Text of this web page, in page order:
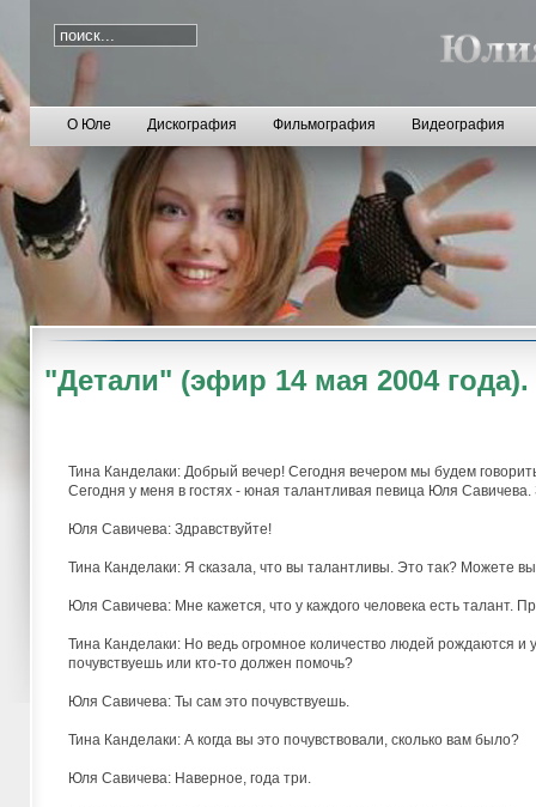
О Юле Дискография Фильмография Видеография
"Детали" (эфир 14 мая 2004 года).
Тина Канделаки: Добрый вечер! Сегодня вечером мы будем
Сегодня у меня в гостях - юная талантливая певица Юля
Юля Савичева: Здравствуйте!
Тина Канделаки: Я сказала, что вы талантливы. Это так? Можете
Юля Савичева: Мне кажется, что у каждого человека есть талант.
Тина Канделаки: Но ведь огромное количество людей рождаются и
почувствуешь или кто-то должен помочь?
Юля Савичева: Ты сам это почувствуешь.
Тина Канделаки: А когда вы это почувствовали, сколько вам было?
Юля Савичева: Наверное, года три.